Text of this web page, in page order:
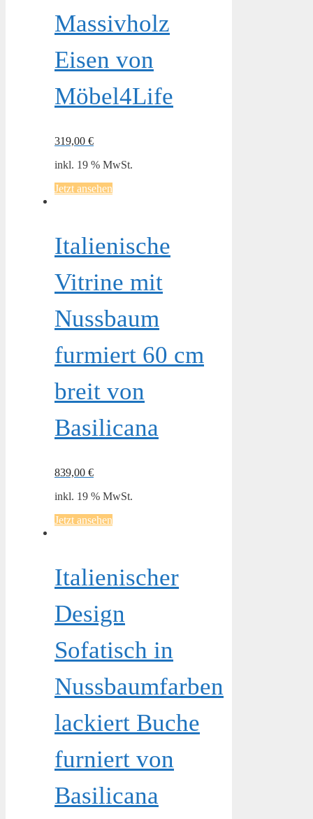
Massivholz
Eisen von
Möbel4Life
319,00 €
inkl. 19 % MwSt.
Jetzt ansehen
Italienische
Vitrine mit
Nussbaum
furmiert 60 cm
breit von
Basilicana
839,00 €
inkl. 19 % MwSt.
Jetzt ansehen
Italienischer
Design
Sofatisch in
Nussbaumfarben
lackiert Buche
furniert von
Basilicana